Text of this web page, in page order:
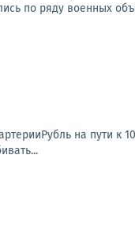
по ряду военных
на пути к